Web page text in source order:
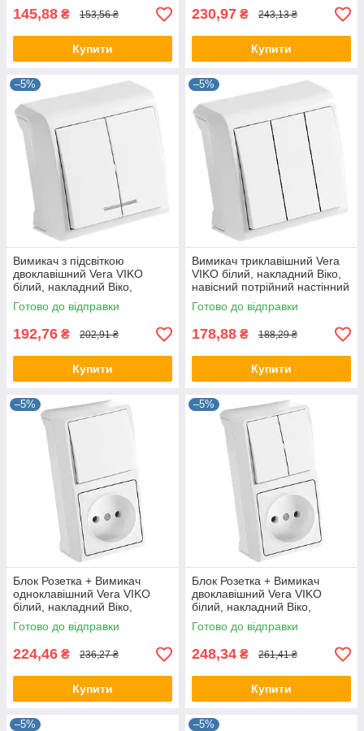
145,88 ₴ 153,56 ₴
Купити
230,97 ₴ 243,13 ₴
Купити
–5%
Вимикач з підсвіткою
двоклавішний Vera VIKO
білий, накладний Віко,
навісний подвійний настінний
90681050
Готово до відправки
192,76 ₴ 202,91 ₴
Купити
–5%
Вимикач триклавішний Vera
VIKO білий, накладний Віко,
навісний потрійний настінний
зовнішній 90681068
Готово до відправки
178,88 ₴ 188,29 ₴
Купити
–5%
Блок Розетка + Вимикач
одноклавішний Vera VIKO
білий, накладний Віко,
навісний настінний 90681086
Готово до відправки
224,46 ₴ 236,27 ₴
Купити
–5%
Блок Розетка + Вимикач
двоклавішний Vera VIKO
білий, накладний Віко,
навісний настінний 90681089
Готово до відправки
248,34 ₴ 261,41 ₴
Купити
–5% –5%